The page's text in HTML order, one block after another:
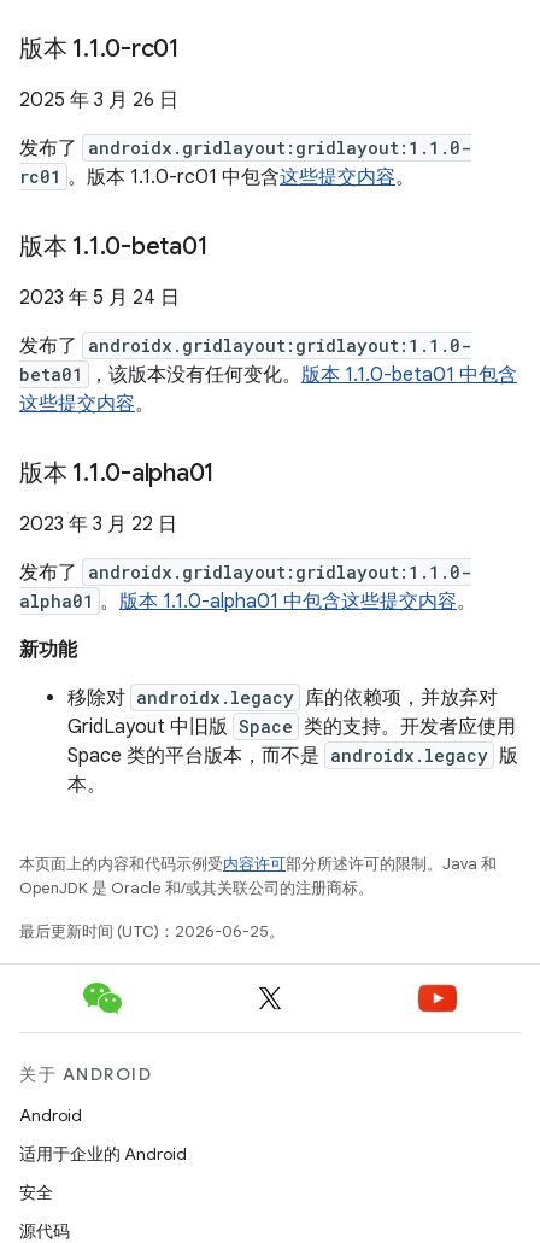
版本 1.1.0-rc01
2025 年 3 月 26 日
发布了
androidx.gridlayout:gridlayout:1.1.0-
rc01 。版本 1.1.0-rc01 中包含这些提交内容。
版本 1.1.0-beta01
2023 年 5 月 24 日
发布了
androidx.gridlayout:gridlayout:1.1.0-
beta01
，该版本没有任何变化。 版本 1.1.0-beta01 中包含
这些提交内容。
版本 1.1.0-alpha01
2023 年 3 月 22 日
发布了
androidx.gridlayout:gridlayout:1.1.0-
alpha01 。 版本 1.1.0-alpha01 中包含这些提交内容。
新功能
移除对 androidx.legacy 库的依赖项，并放弃对
GridLayout 中旧版 Space 类的支持。开发者应使用
Space 类的平台版本，而不是 androidx.legacy 版
本。
本页面上的内容和代码示例受内容许可部分所述许可的限制。Java 和
OpenJDK 是 Oracle 和/或其关联公司的注册商标。
最后更新时间 (UTC)：2026-06-25。
关于 ANDROID
Android
适用于企业的 Android
安全
源代码